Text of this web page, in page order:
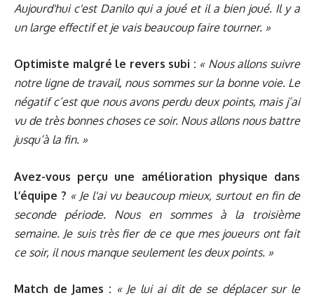
Aujourd'hui c'est Danilo qui a joué et il a bien joué. Il y a
un large effectif et je vais beaucoup faire tourner. »
Optimiste malgré le revers subi : « Nous allons suivre
notre ligne de travail, nous sommes sur la bonne voie. Le
négatif c’est que nous avons perdu deux points, mais j’ai
vu de très bonnes choses ce soir. Nous allons nous battre
jusqu’à la fin. »
Avez-vous perçu une amélioration physique dans
l’équipe ? « Je l'ai vu beaucoup mieux, surtout en fin de
seconde période. Nous en sommes à la troisième
semaine. Je suis très fier de ce que mes joueurs ont fait
ce soir, il nous manque seulement les deux points. »
Match de James : « Je lui ai dit de se déplacer sur le